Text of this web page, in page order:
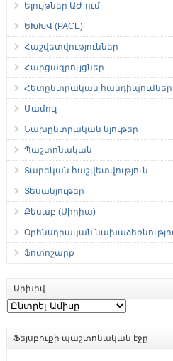
Ելույթներ ԱԺ-ում
ԵԽԽՎ (PACE)
Հաշվետվություններ
Հարցազրույցներ
Հետընտրական հանդիպումներ
Մամուլ
Նախընտրական նյութեր
Պաշտոնական
Տարեկան հաշվետվություն
Տեսանյութեր
Քեսաբ (Սիրիա)
Օրենսդրական
Ֆոտոշարք
Արխիվ
Արխիվ
Ֆեյսբուքի պաշտոնական էջը